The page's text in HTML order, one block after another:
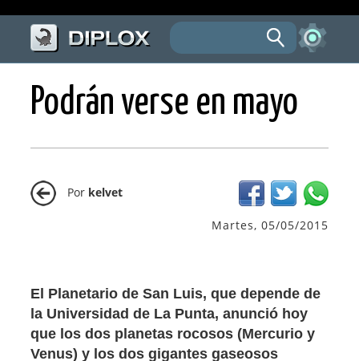
Podrán verse en mayo
Por kelvet
Martes, 05/05/2015
El Planetario de San Luis, que depende de
la Universidad de La Punta, anunció hoy
que los dos planetas rocosos (Mercurio y
Venus) y los dos gigantes gaseosos